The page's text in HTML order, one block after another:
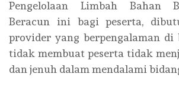
Pengelolaan Limbah Bahan
Beracun ini bagi peserta,
provider yang berpengalaman di
tidak membuat peserta tidak
dan jenuh dalam mendalami